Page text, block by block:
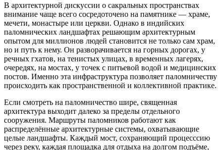
В архитектурной дискуссии о сакральных пространствах
внимание чаще всего сосредоточено на памятнике — храме,
мечети, монастыре или церкви. Однако в индийских
паломнических ландшафтах решающим архитектурным
опытом для миллионов людей становится не только сам храм,
но и путь к нему. Он разворачивается на горных дорогах, у
речных гхатов, на тенистых улицах, в временных лагерях,
очередях, на мостах, у точек с питьевой водой и медицинских
постов. Именно эта инфраструктура позволяет паломничеству
происходить как пространственной и коллективной практике.
Если смотреть на паломничество шире, священная
архитектура выходит далеко за пределы отдельного
сооружения. Маршруты паломников работают как
распределённые архитектурные системы, охватывающие
целые ландшафты. Каждый мост, сохраняющий процесссию
через реку, каждая площадка для отдыха на долгом подъёме,